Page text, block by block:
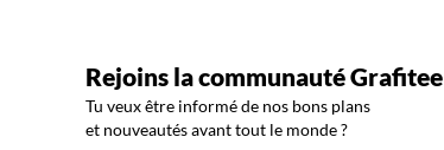
Rejoins la communauté Grafitee
Tu veux être informé de nos bons plans
et nouveautés avant tout le monde ?